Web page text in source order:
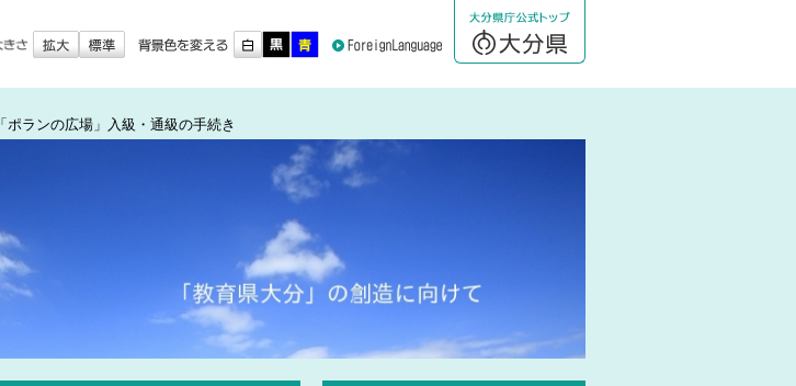
「ポランの広場」入級・通級の手続き